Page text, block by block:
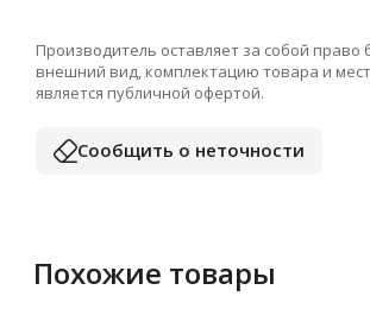
Производитель оставляет за собой
внешний вид, комплектацию товара и
является публичной офертой.
Сообщить о неточности
Похожие товары